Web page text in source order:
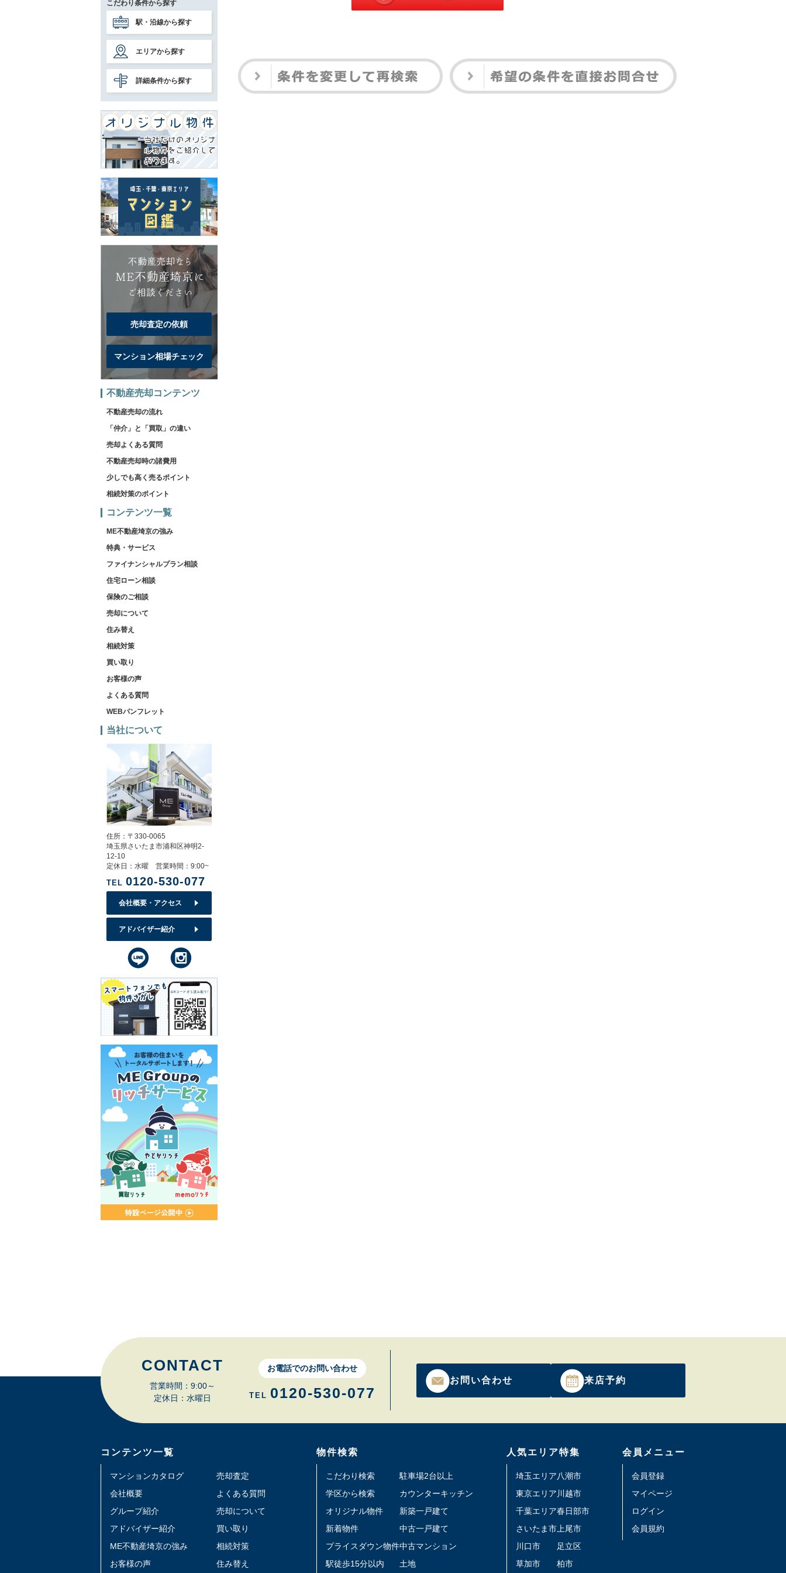
こだわり条件から探す
駅・沿線から探す
エリアから探す
詳細条件から探す
売却査定の依頼
マンション相場チェック
不動産売却コンテンツ
不動産売却の流れ
「仲介」と「買取」の違い
売却よくある質問
不動産売却時の諸費用
少しでも高く売るポイント
相続対策のポイント
コンテンツ一覧
ME不動産埼京の強み
特典・サービス
ファイナンシャルプラン相談
住宅ローン相談
保険のご相談
売却について
住み替え
相続対策
買い取り
お客様の声
よくある質問
WEBパンフレット
当社について
住所：〒330-0065
埼玉県さいたま市浦和区神明2-
12-10
定休日：水曜 営業時間：9:00~
TEL 0120-530-077
会社概要・アクセス
アドバイザー紹介
CONTACT
営業時間：9:00～
定休日：水曜日
お電話でのお問い合わせ
TEL 0120-530-077
お問い合わせ 来店予約
コンテンツ一覧
マンションカタログ
会社概要
グループ紹介
アドバイザー紹介
ME不動産埼京の強み
お客様の声
売却査定
よくある質問
売却について
買い取り
相続対策
住み替え
物件検索
こだわり検索
学区から検索
オリジナル物件
新着物件
プライスダウン物件
駅徒歩15分以内
駐車場2台以上
カウンターキッチン
新築一戸建て
中古一戸建て
中古マンション
土地
人気エリア特集
埼玉エリア
東京エリア
千葉エリア
さいたま市
川口市
草加市
八潮市
川越市
春日部市
上尾市
足立区
柏市
会員メニュー
会員登録
マイページ
ログイン
会員規約